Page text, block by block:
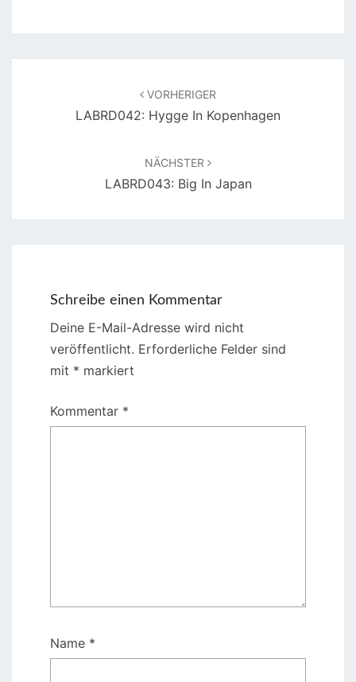
VORHERIGER
LABRD042: Hygge In Kopenhagen
NÄCHSTER
LABRD043: Big In Japan
Schreibe einen Kommentar
Deine E-Mail-Adresse wird nicht
veröffentlicht. Erforderliche Felder sind
mit * markiert
Kommentar *
Name *